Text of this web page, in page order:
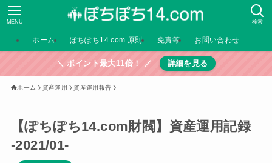
検索
MENU
ホーム ぽちぽち14.com 原則 免責等 お問い合わせ
＼ ポイント最大11倍！ ／ 詳細を見る
ホーム 資産運用 資産運用報告
【ぽちぽち14.com財閥】資産運用記録
-2021/01-